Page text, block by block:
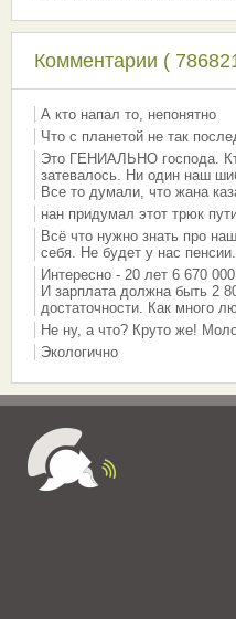
Комментарии (
А кто напал то, непонятно
Что с планетой не так
Это ГЕНИАЛЬНО господа.
затевалось. Ни один наш
Все то думали, что жана
нан придумал этот трюк
Всё что нужно знать про
себя. Не будет у нас пенсии.
Интересно - 20 лет 6 670
И зарплата должна быть 2
достаточности. Как много
Не ну, а что? Круто же!
Экологично